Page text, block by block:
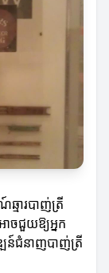
ឆ្មារបាញ់ត្រី
ចជួយឱ្យអ្នក
ឍន៍ជំនាញបាញ់ត្រី